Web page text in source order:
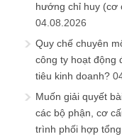
hướng chỉ huy (cơ
04.08.2026
Quy chế chuyên
công ty hoạt động
tiêu kinh doanh?
Muốn giải quyết
các bộ phận, cơ
trình phối hợp